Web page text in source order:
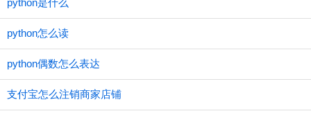
python是什么
python怎么读
python偶数怎么表达
支付宝怎么注销商家店铺